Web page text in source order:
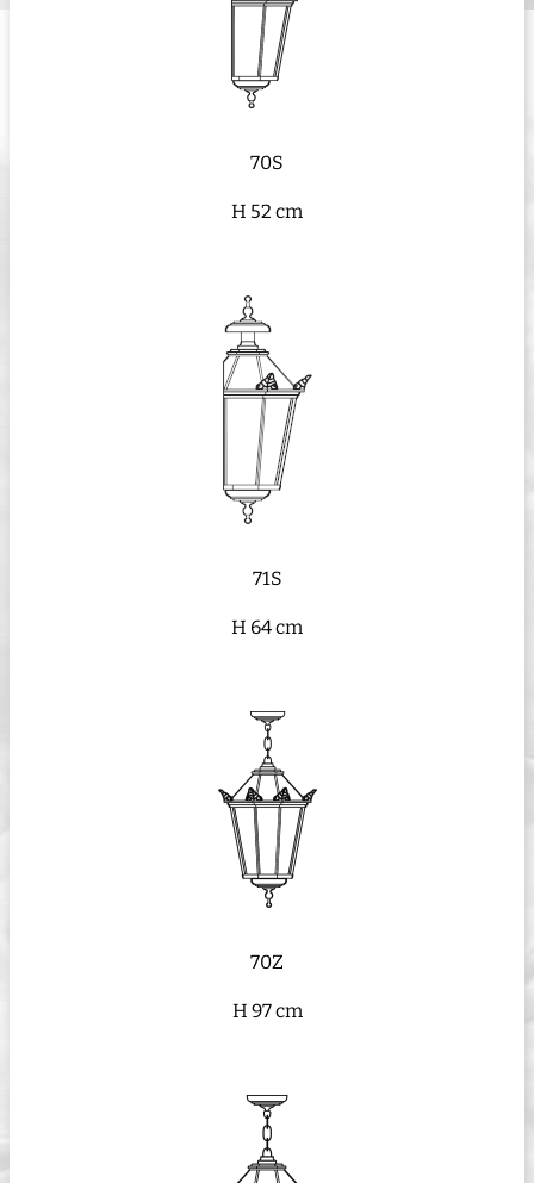
70S
H 52 cm
71S
H 64 cm
70Z
H 97 cm